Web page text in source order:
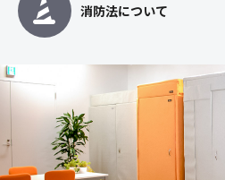
消防法について